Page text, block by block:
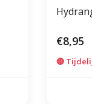
€8,95
🔴